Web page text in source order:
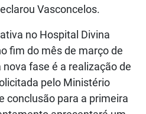
Vasconcelos.
no Hospital Divina
fim do mês de março de
fase é a realização de
pelo Ministério
conclusão para a primeira